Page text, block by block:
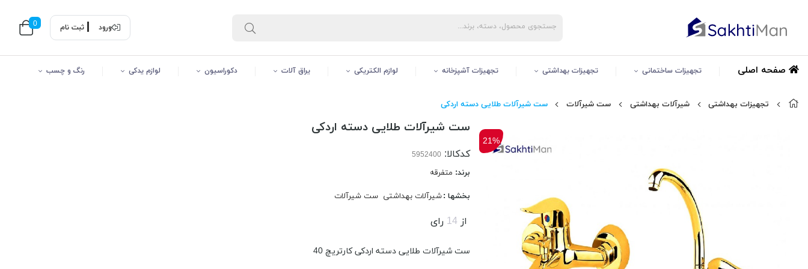
ورود ثبت نام 0
صفحه اصلی تجهیزات ساختمانی تجهیزات بهداشتی تجهیزات آشپزخانه لوازم الکتریکی یراق آلات دکوراسیون لوازم یدکی رنگ و چسب
تجهیزات بهداشتی شیرآلات بهداشتی ست شیرآلات ست شیرآلات طلایی دسته اردکی
21%
ست شیرآلات طلایی دسته اردکی
کدکالا:
برند: متفرقه
بخشها :شیرآلات بهداشتی ست شیرآلات
از14 رای
ست شیرآلات طلایی دسته اردکی کارتریچ 40